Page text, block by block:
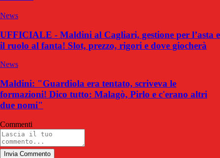
News
UFFICIALE - Maldini al Cagliari, gestione per l’asta e
il ruolo al fanta! Slot, prezzo, rigori e dove giocherà
News
Maldini: "Guardiola era tentato, scriveva le
formazioni! Dico tutto: Malagò, Pirlo e c'erano altri
due nomi"
Commenti
Invia Commento